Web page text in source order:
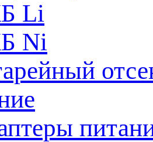
Li
Ni